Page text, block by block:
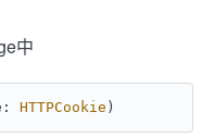
中
: HTTPCookie )